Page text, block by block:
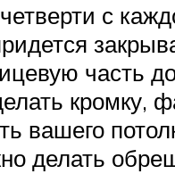
с
часть
кромку,
вашего
делать